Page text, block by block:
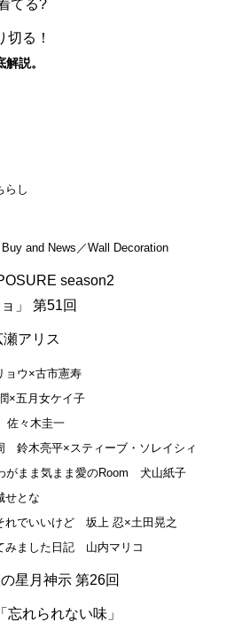
てる?
切る！
説。
らし
and News／Wall Decoration
season2
」 第51回
瀬アリス
ウ×古市憲寿
×五月女ケイ子
佐々木圭一
鈴木亮平×スティーブ・ソレイシィ
がまま気まま愛のRoom 犬山紙子
とな
れでいいけど 坂上 忍×土田晃之
みました日記 山内マリコ
星月神示 第26回
れられない味」